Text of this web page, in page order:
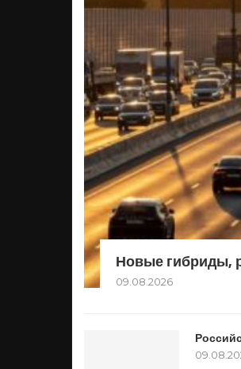
Новые гибриды,
09.08.2026